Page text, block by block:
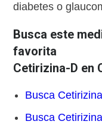
diabetes o
Busca este
favorita
Cetirizina-D en
Busca
Busca